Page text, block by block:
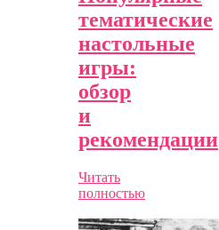
тематические
настольные
игры:
обзор
и
рекомендации
Читать
полностью